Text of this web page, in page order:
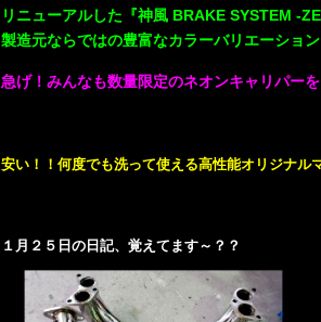
リニューアルした『神風 BRAKE SYSTEM -
製造元ならではの豊富なカラーバリエーショ
急げ！みんなも数量限定のネオンキャリパー
安い！！何度でも洗って使える高性能オリジナル
１月２５日の日記、覚えてます～？？